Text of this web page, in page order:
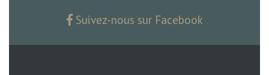
Suivez-nous sur Facebook